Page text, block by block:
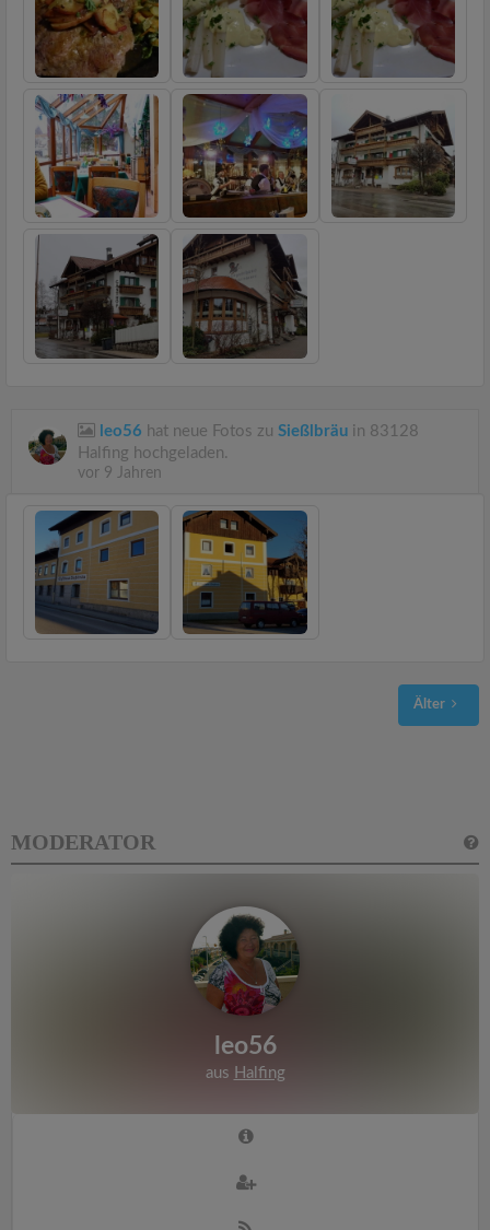
leo56 hat neue Fotos zu Sießlbräu in 83128
Halfing hochgeladen.
vor 9 Jahren
Älter
MODERATOR
leo56
aus Halfing